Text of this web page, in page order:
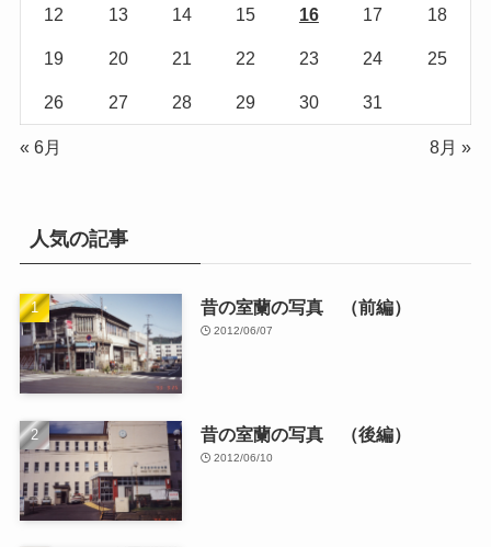
12 13 14 15 16 17 18
19 20 21 22 23 24 25
26 27 28 29 30 31
« 6月 8月 »
人気の記事
昔の室蘭の写真 （前編）
2012/06/07
昔の室蘭の写真 （後編）
2012/06/10